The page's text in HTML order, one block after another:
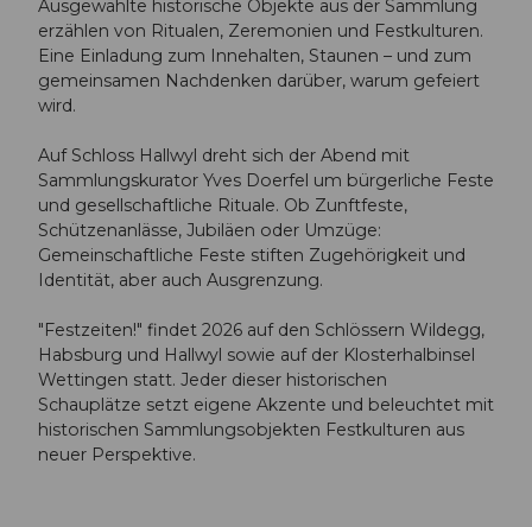
Ausgewählte historische Objekte aus der Sammlung
erzählen von Ritualen, Zeremonien und Festkulturen.
Eine Einladung zum Innehalten, Staunen – und zum
gemeinsamen Nachdenken darüber, warum gefeiert
wird.
Auf Schloss Hallwyl dreht sich der Abend mit
Sammlungskurator Yves Doerfel um bürgerliche Feste
und gesellschaftliche Rituale. Ob Zunftfeste,
Schützenanlässe, Jubiläen oder Umzüge:
Gemeinschaftliche Feste stiften Zugehörigkeit und
Identität, aber auch Ausgrenzung.
"Festzeiten!" findet 2026 auf den Schlössern Wildegg,
Habsburg und Hallwyl sowie auf der Klosterhalbinsel
Wettingen statt. Jeder dieser historischen
Schauplätze setzt eigene Akzente und beleuchtet mit
historischen Sammlungsobjekten Festkulturen aus
neuer Perspektive.